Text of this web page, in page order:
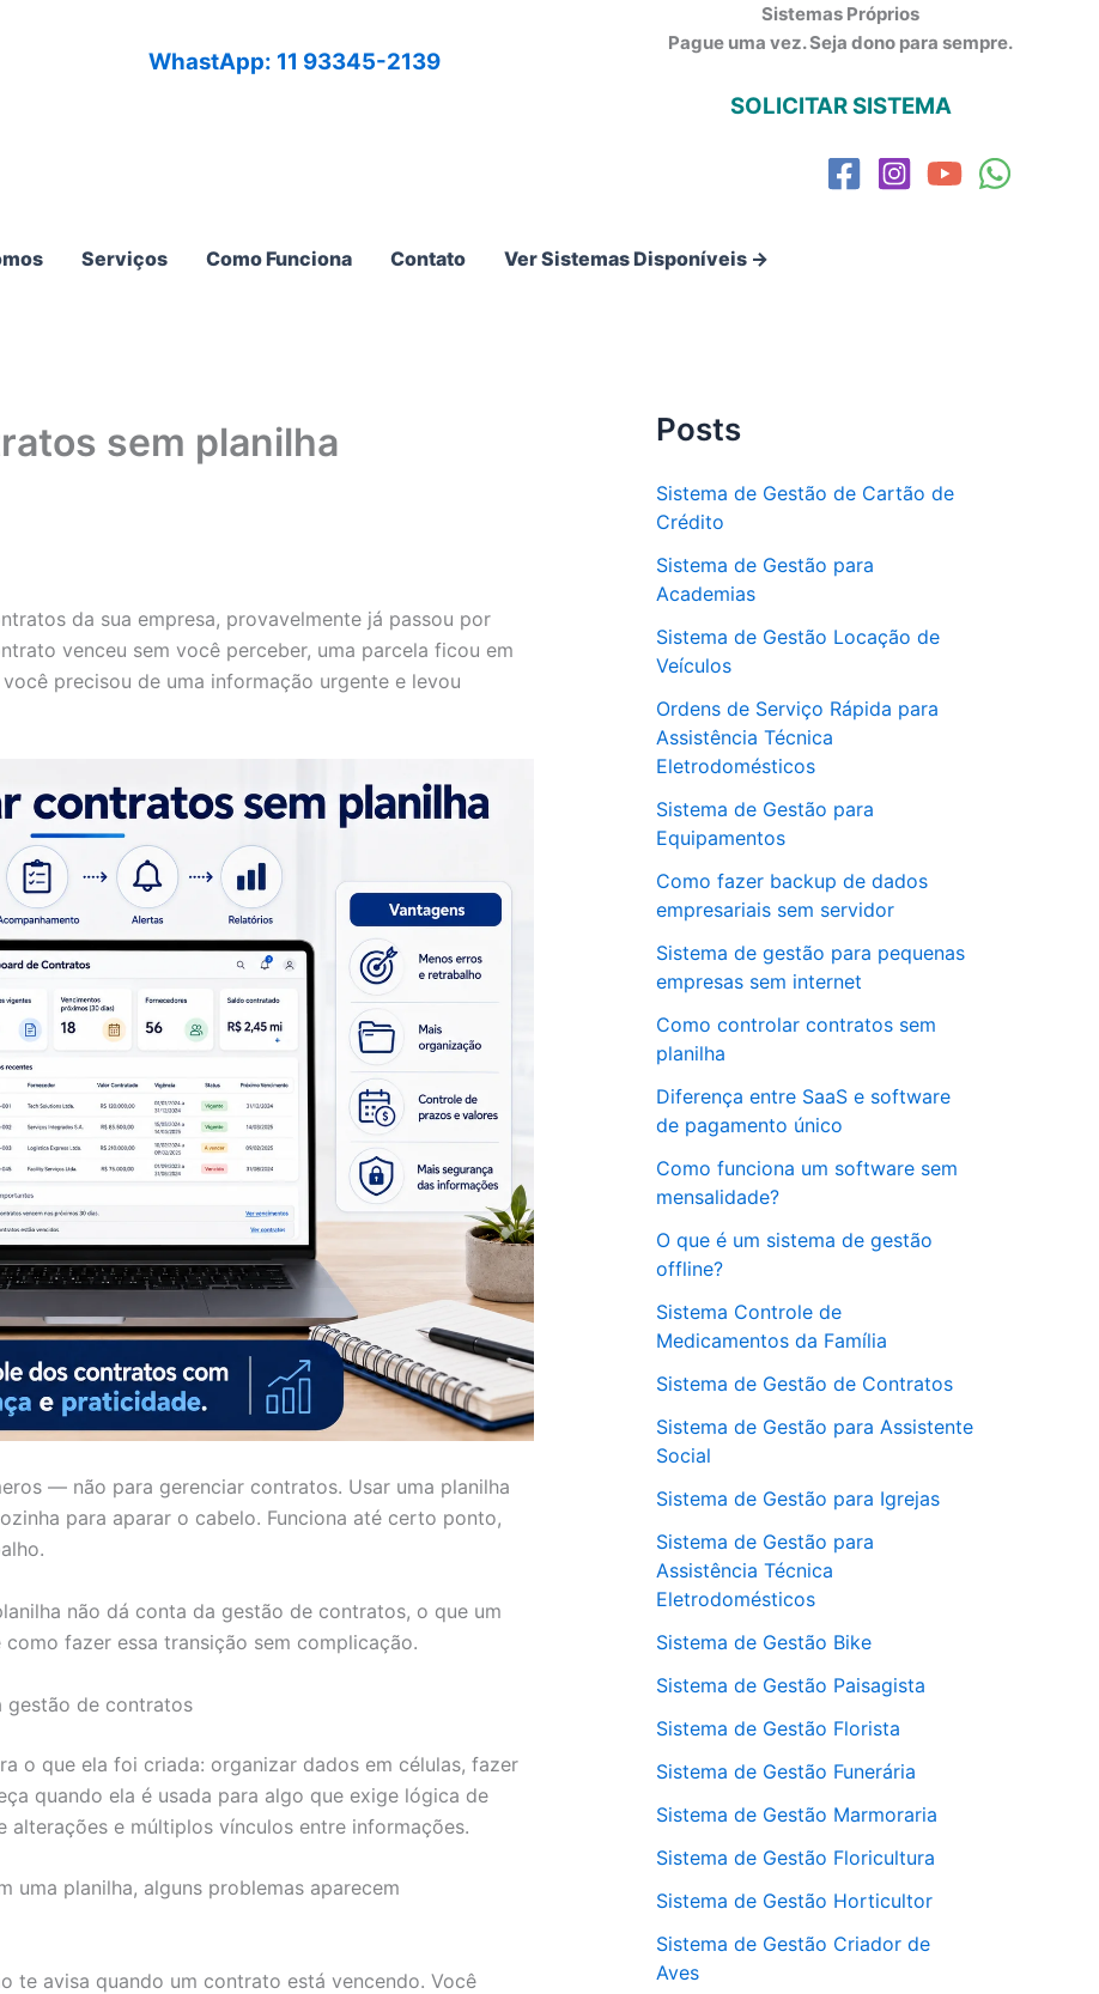
WhastApp: 11 93345-2139
Sistemas Próprios
Pague uma vez. Seja dono para sempre.
SOLICITAR SISTEMA
Serviços Como Funciona Contato Ver Sistemas Disponíveis →
sem planilha
da sua empresa, provavelmente já passou por
venceu sem você perceber, uma parcela ficou em
precisou de uma informação urgente e levou
— não para gerenciar contratos. Usar uma planilha
para aparar o cabelo. Funciona até certo ponto,
não dá conta da gestão de contratos, o que um
fazer essa transição sem complicação.
gestão de contratos
o que ela foi criada: organizar dados em células, fazer
quando ela é usada para algo que exige lógica de
e múltiplos vínculos entre informações.
planilha, alguns problemas aparecem
te avisa quando um contrato está vencendo. Você
Posts
Sistema de Gestão de Cartão de
Crédito
Sistema de Gestão para
Academias
Sistema de Gestão Locação de
Veículos
Ordens de Serviço Rápida para
Assistência Técnica
Eletrodomésticos
Sistema de Gestão para
Equipamentos
Como fazer backup de dados
empresariais sem servidor
Sistema de gestão para pequenas
empresas sem internet
Como controlar contratos sem
planilha
Diferença entre SaaS e software
de pagamento único
Como funciona um software sem
mensalidade?
O que é um sistema de gestão
offline?
Sistema Controle de
Medicamentos da Família
Sistema de Gestão de Contratos
Sistema de Gestão para Assistente
Social
Sistema de Gestão para Igrejas
Sistema de Gestão para
Assistência Técnica
Eletrodomésticos
Sistema de Gestão Bike
Sistema de Gestão Paisagista
Sistema de Gestão Florista
Sistema de Gestão Funerária
Sistema de Gestão Marmoraria
Sistema de Gestão Floricultura
Sistema de Gestão Horticultor
Sistema de Gestão Criador de
Aves